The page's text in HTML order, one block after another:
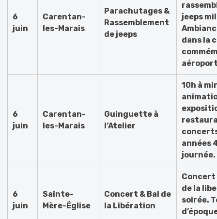
6
juin
Carentan-
les-Marais
Parachutages &
Rassemblement
de jeeps
jeeps
dans la
6
juin
Carentan-
les-Marais
Guinguette à
l’Atelier
10h à
années
journée.
6
juin
Sainte-
Mère-Église
Concert & Bal de
la Libération
Concert
de la
soirée.